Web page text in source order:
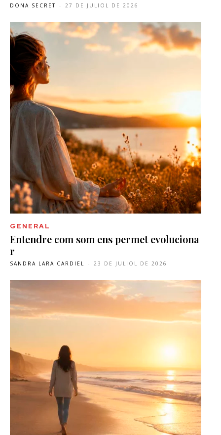
DONA SECRET - 27 DE JULIOL DE 2026
GENERAL
Entendre com som ens permet evoluciona
r
SANDRA LARA CARDIEL - 23 DE JULIOL DE 2026